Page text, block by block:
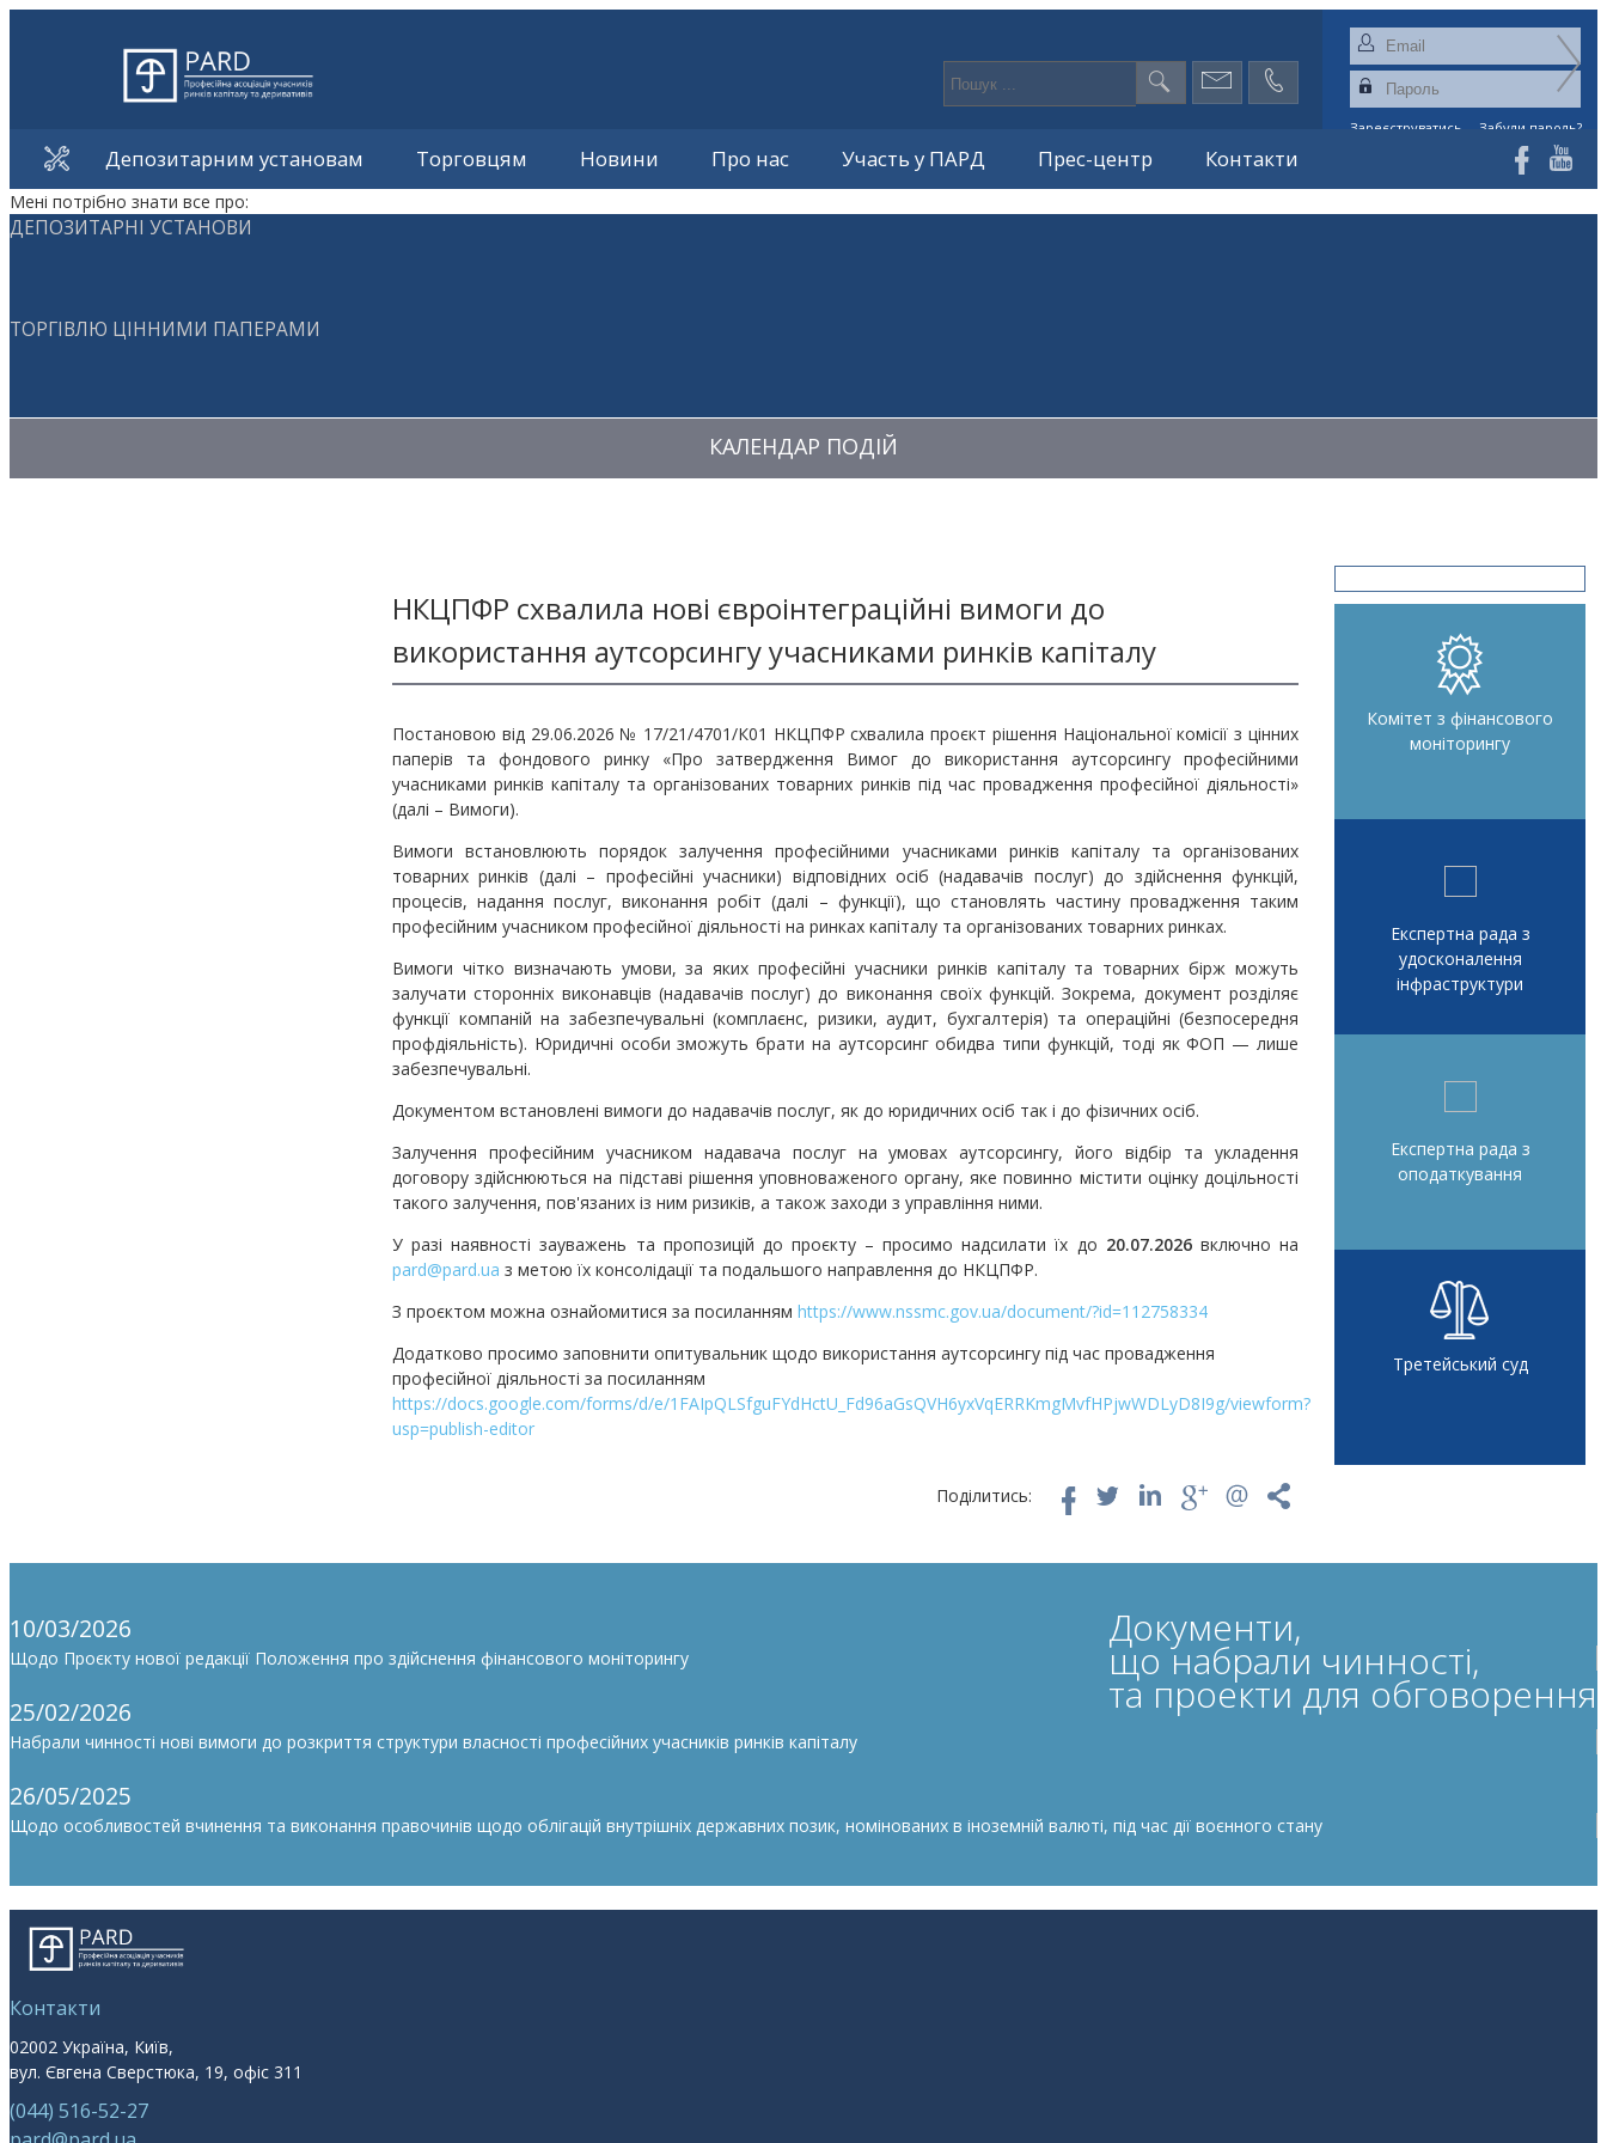
Зареєструватись Забули пароль?
Депозитарним установам Торговцям Новини Про нас Участь у ПАРД Прес-центр Контакти
Мені потрібно знати все про:
ДЕПОЗИТАРНІ УСТАНОВИ
ТОРГІВЛЮ ЦІННИМИ ПАПЕРАМИ
КАЛЕНДАР ПОДІЙ
НКЦПФР схвалила нові євроінтеграційні вимоги до
використання аутсорсингу учасниками ринків капіталу
Постановою від 29.06.2026 № 17/21/4701/К01 НКЦПФР схвалила проєкт рішення Національної комісії з цінних
паперів та фондового ринку «Про затвердження Вимог до використання аутсорсингу професійними
учасниками ринків капіталу та організованих товарних ринків під час провадження професійної діяльності»
(далі – Вимоги).
Вимоги встановлюють порядок залучення професійними учасниками ринків капіталу та організованих
товарних ринків (далі – професійні учасники) відповідних осіб (надавачів послуг) до здійснення функцій,
процесів, надання послуг, виконання робіт (далі – функції), що становлять частину провадження таким
професійним учасником професійної діяльності на ринках капіталу та організованих товарних ринках.
Вимоги чітко визначають умови, за яких професійні учасники ринків капіталу та товарних бірж можуть
залучати сторонніх виконавців (надавачів послуг) до виконання своїх функцій. Зокрема, документ розділяє
функції компаній на забезпечувальні (комплаєнс, ризики, аудит, бухгалтерія) та операційні (безпосередня
профдіяльність). Юридичні особи зможуть брати на аутсорсинг обидва типи функцій, тоді як ФОП — лише
забезпечувальні.
Документом встановлені вимоги до надавачів послуг, як до юридичних осіб так і до фізичних осіб.
Залучення професійним учасником надавача послуг на умовах аутсорсингу, його відбір та укладення
договору здійснюються на підставі рішення уповноваженого органу, яке повинно містити оцінку доцільності
такого залучення, пов'язаних із ним ризиків, а також заходи з управління ними.
У разі наявності зауважень та пропозицій до проєкту – просимо надсилати їх до 20.07.2026включно на
pard@pard.ua з метою їх консолідації та подальшого направлення до НКЦПФР.
З проєктом можна ознайомитися за посиланням https://www.nssmc.gov.ua/document/?id=112758334
Додатково просимо заповнити опитувальник щодо використання аутсорсингу під час провадження
професійної діяльності за посиланням
https://docs.google.com/forms/d/e/1FAIpQLSfguFYdHctU_Fd96aGsQVH6yxVqERRKmgMvfHPjwWDLyD8I9g/viewform?
usp=publish-editor
Поділитись:
Комітет з фінансового
моніторингу
Експертна рада з
удосконалення
інфраструктури
Експертна рада з
оподаткування
Третейський суд
Документи,
що набрали чинності,
та проекти для обговорення
10/03/2026
Щодо Проєкту нової редакції Положення про здійснення фінансового моніторингу
25/02/2026
Набрали чинності нові вимоги до розкриття структури власності професійних учасників ринків капіталу
26/05/2025
Щодо особливостей вчинення та виконання правочинів щодо облігацій внутрішніх державних позик, номінованих в іноземній валюті, під час дії воєнного стану
Контакти
02002 Україна, Київ,
вул. Євгена Сверстюка, 19, офіс 311
(044) 516-52-27